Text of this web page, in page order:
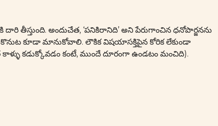
తీస్తుంది. అందుచేత, ‘పనికిరానిది’ అని పేరుగాంచిన ధనోపార్జనను
కూడా మానుకోవాలి. లౌకిక విషయాసక్తిపైన కోరిక లేకుండా
కడుక్కోవడం కంటే, ముందే దూరంగా ఉండటం మంచిది).